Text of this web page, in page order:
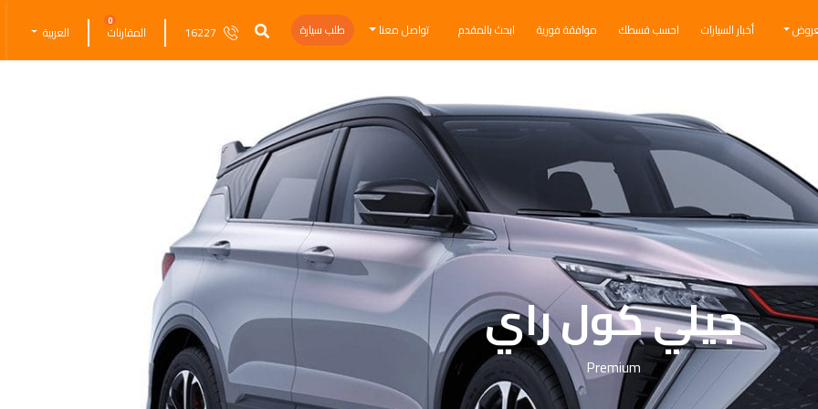
أخبار السيارات احسب قسطك موافقة فورية ابحث بالمقدم تواصل معنا طلب سيارة 16227 المقارنات
0
العربية
جيلي كول راي
Premium